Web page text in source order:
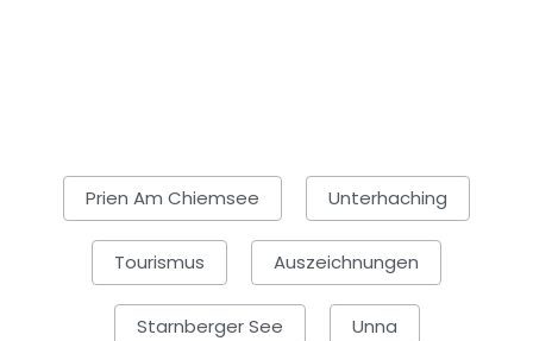
Prien Am Chiemsee Unterhaching
Tourismus Auszeichnungen
Starnberger See Unna